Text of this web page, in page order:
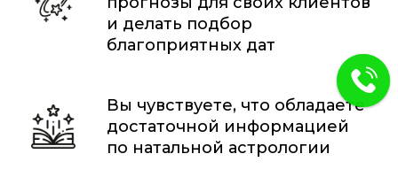
и делать подбор
благоприятных дат
Вы чувствуете, что обладаете
достаточной информацией
по натальной астрологии